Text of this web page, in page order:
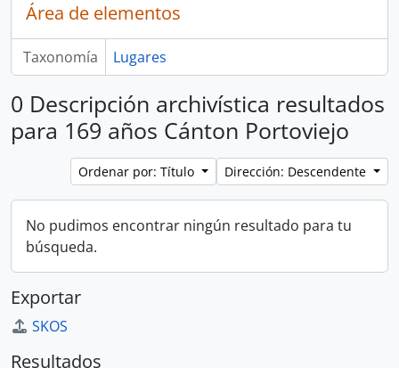
Área de elementos
Taxonomía Lugares
0 Descripción archivística resultados
para 169 años Cánton Portoviejo
Ordenar por: Título Dirección: Descendente
No pudimos encontrar ningún resultado para tu
búsqueda.
Exportar
SKOS
Resultados